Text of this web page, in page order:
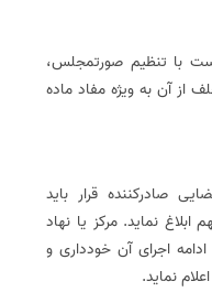
با تنظیم صورت­مجلس،
از آن به ویژه مفاد ماده
صادر‌کننده قرار باید
ابلاغ نماید. مرکز یا نهاد
اجرای آن خودداری و
نماید.